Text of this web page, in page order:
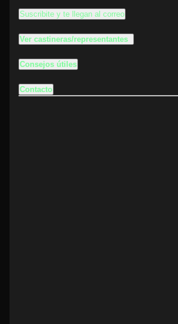
Suscribite y te llegan al correo
Ver castineras/representantes
Consejos útiles
Contacto